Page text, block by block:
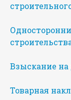
Взыскание
Товарная